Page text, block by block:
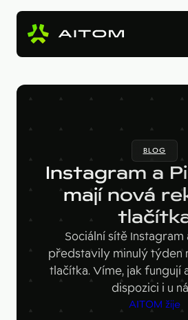
Vstupní studie
Tvorba webu a
B2B
AI Copy & SEO
Soutěžní
Kariérní
Pro koho
B2B firmy
Velké
Startupy
Technologie
Hotjar
Ahrefs
Google Looker
Figma
Naše práce
O nás
Blog
BLOG
Instagram a
mají nová
Sociální sítě Instagram
představily minulý týden
tlačítka. Víme, jak fungují
dispozici i u
AITOM žije